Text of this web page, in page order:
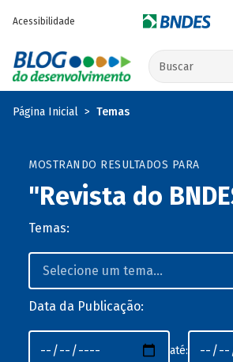
Acessibilidade
Buscar no site
Página Inicial Temas
MOSTRANDO RESULTADOS PARA
"Revista do
Temas:
Data da Publicação:
até: